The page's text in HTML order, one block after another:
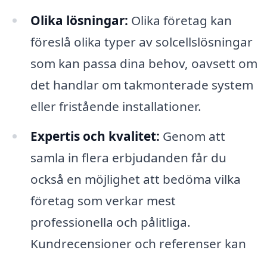
Olika lösningar: Olika företag kan
föreslå olika typer av solcellslösningar
som kan passa dina behov, oavsett om
det handlar om takmonterade system
eller fristående installationer.
Expertis och kvalitet: Genom att
samla in flera erbjudanden får du
också en möjlighet att bedöma vilka
företag som verkar mest
professionella och pålitliga.
Kundrecensioner och referenser kan